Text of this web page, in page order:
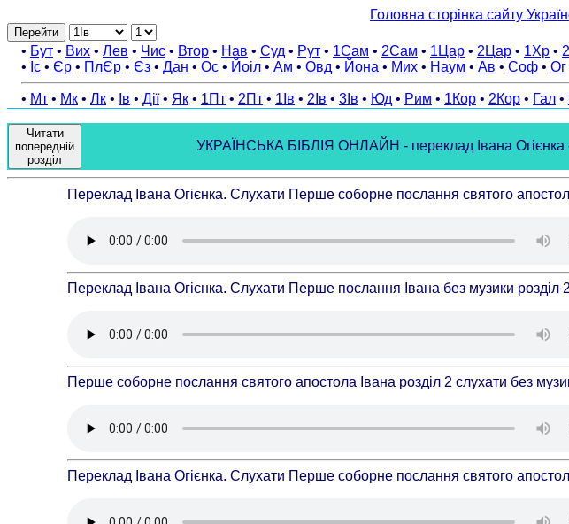
Головна сторінка сайту
Перейти
• Бут • Вих • Лев • Чис • Втор • Нав • Суд • Рут • 1Сам • 2Сам • 1Цар • 2Цар • 1Хр •
• Іс • Єр • ПлЄр • Єз • Дан • Ос • Йоіл • Ам • Овд • Йона • Мих • Наум • Ав • Соф • Ог
• Мт • Мк • Лк • Ів • Дії • Як • 1Пт • 2Пт • 1Ів • 2Ів • 3Ів • Юд • Рим • 1Кор • 2Кор • Гал •
Читати
попередній
розділ
УКРАЇНСЬКА БІБЛІЯ ОНЛАЙН - переклад Івана Огієнка
Переклад Івана Огієнка. Слухати Перше соборне послання святого
Переклад Івана Огієнка. Слухати Перше послання Івана без музики розділ
Перше соборне послання святого апостола Івана розділ 2 слухати без
Переклад Івана Огієнка. Слухати Перше соборне послання святого